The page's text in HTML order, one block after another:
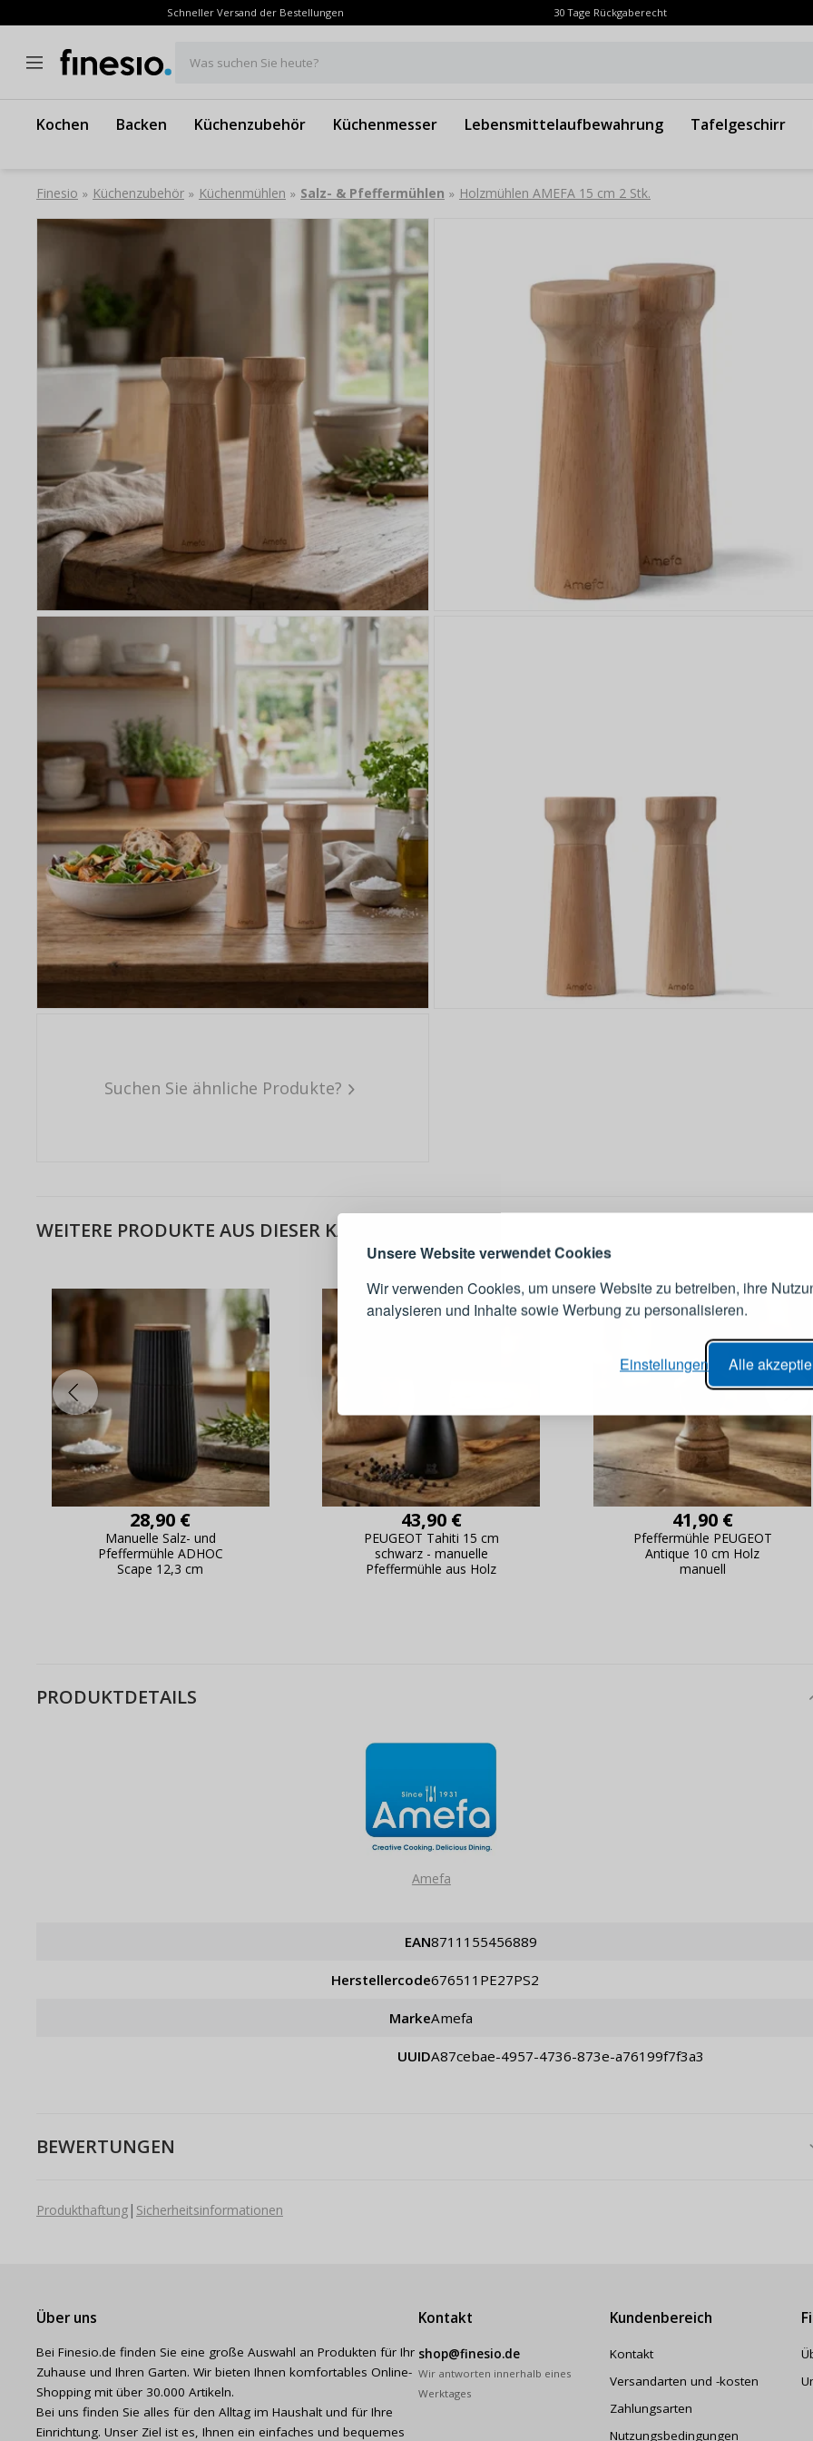
Unsere Website verwendet Cookies
Wir verwenden Cookies, um unsere Website zu betreiben, ihre
analysieren und Inhalte sowie Werbung zu personalisieren.
Alle
Einstellungen
Schneller Versand der Bestellungen 30 Tage Rückgaberecht
Was suchen Sie heute?
Kochen Backen Küchenzubehör Küchenmesser Lebensmittelaufbewahrung Tafelgeschirr
Finesio » Küchenzubehör » Küchenmühlen » Salz- & Pfeffermühlen » Holzmühlen AMEFA 15 cm 2 Stk.
Suchen Sie ähnliche Produkte?
WEITERE PRODUKTE AUS DIESER KATEGORIE
28,90 €
Manuelle Salz- und
Pfeffermühle ADHOC
Scape 12,3 cm
43,90 €
PEUGEOT Tahiti 15 cm
schwarz - manuelle
Pfeffermühle aus Holz
41,90 €
Pfeffermühle PEUGEOT
Antique 10 cm Holz
manuell
PRODUKTDETAILS
Amefa
EAN 8711155456889
Herstellercode 676511PE27PS2
Marke Amefa
UUID a87cebae-4957-4736-873e-a76199f7f3a3
BEWERTUNGEN
Produkthaftung| Sicherheitsinformationen
Über uns
Bei Finesio.de finden Sie eine große Auswahl an Produkten für Ihr
Zuhause und Ihren Garten. Wir bieten Ihnen komfortables Online-
Shopping mit über 30.000 Artikeln.
Bei uns finden Sie alles für den Alltag im Haushalt und für Ihre
Einrichtung. Unser Ziel ist es, Ihnen ein einfaches und bequemes
Kontakt
shop@finesio.de
Wir antworten innerhalb eines
Werktages
Kundenbereich
Kontakt
Versandarten und -kosten
Zahlungsarten
Nutzungsbedingungen
Live-Überblick über Änderungen an der
Bestellung,
E-Mail-Adresse
Passwort